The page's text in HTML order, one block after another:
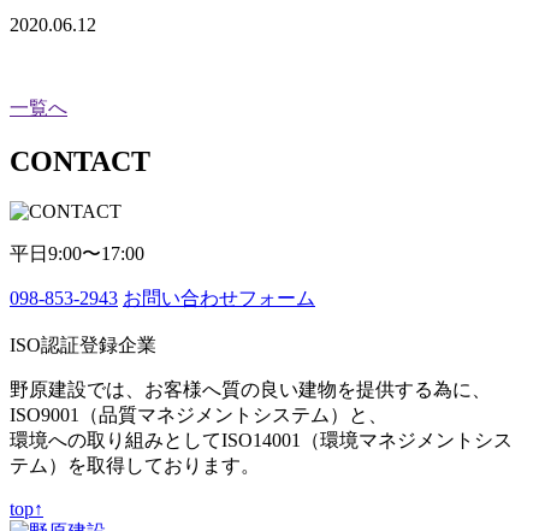
2020.06.12
一覧へ
CONTACT
平日9:00〜17:00
098-853-2943 お問い合わせフォーム
ISO認証登録企業
野原建設では、お客様へ質の良い建物を提供する為に、
ISO9001（品質マネジメントシステム）と、
環境への取り組みとしてISO14001（環境マネジメントシス
テム）を取得しております。
top↑